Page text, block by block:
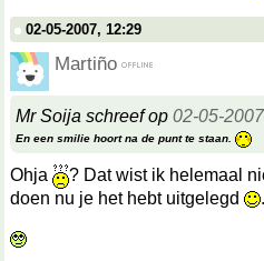
02-05-2007, 12:29
Martiño
Mr Soija schreef op 02-05-
En een smilie hoort na de punt te staan.
Ohja ? Dat wist ik helemaal
doen nu je het hebt uitgelegd
.